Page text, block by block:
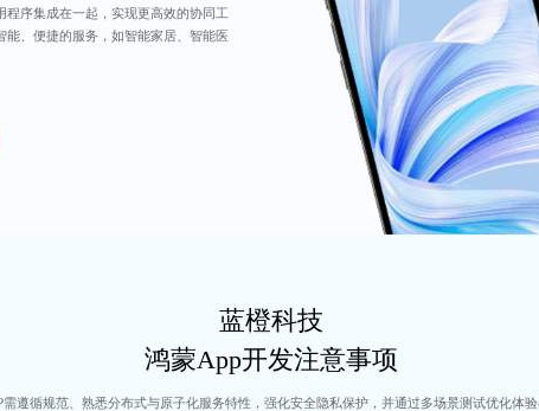
序集成在一起，实现更高效的协同工
、便捷的服务，如智能家居、智能医
蓝橙科技
鸿蒙App开发注意事项
需遵循规范、熟悉分布式与原子化服务特性，强化安全隐私保护，并通过多场景测试优化体